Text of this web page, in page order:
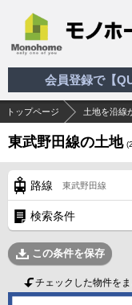
会員登録で【
トップページ 土地を沿線
東武野田線の土地 (
路線 東武野田線
検索条件
この条件を保存
チェックした物件を